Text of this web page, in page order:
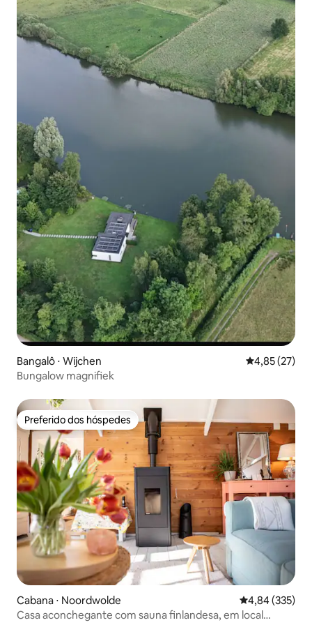
Bangalô ⋅ Wijchen 4,85 de uma
4,85 (27)
Bungalow magnifiek
Preferido dos hóspedes
Preferido dos hóspedes
Cabana ⋅ Noordwolde 4,84 de uma
4,84 (335)
Casa aconchegante com sauna finlandesa, em local